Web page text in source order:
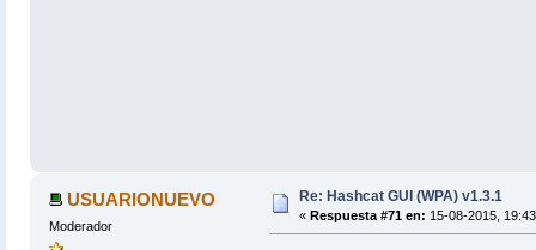
USUARIONUEVO
Moderador
Re: Hashcat GUI (WPA) v1.3.1
« Respuesta #71 en: 15-08-2015,